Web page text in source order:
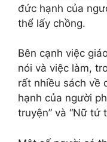
đức hạnh của
thể lấy chồng.
Bên cạnh việc
nói và việc làm,
rất nhiều sách về
hạnh của người
truyện” và “Nữ tứ